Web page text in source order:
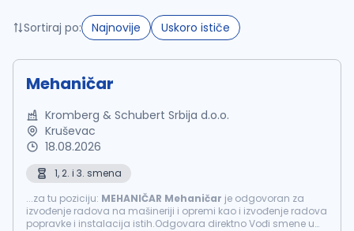
Sortiraj po: Najnovije Uskoro ističe
Mehaničar
Kromberg & Schubert Srbija d.o.o.
Kruševac
18.08.2026
1, 2. i 3. smena
...za tu poziciju: MEHANIČAR Mehaničar je odgovoran za
izvođenje radova na mašineriji i opremi kao i izvođenje radova
popravke i instalacija istih.Odgovara direktno Vođi smene u